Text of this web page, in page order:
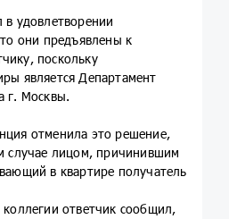
в удовлетворении
они предъявлены к
поскольку
является Департамент
г. Москвы.
отменила это решение,
случае лицом, причинившим
в квартире получатель
коллегии ответчик сообщил,